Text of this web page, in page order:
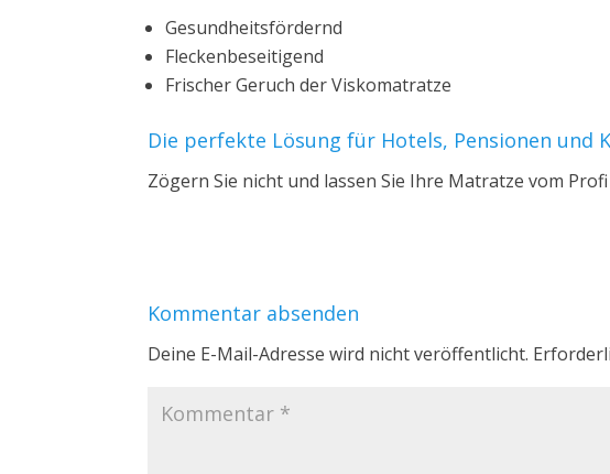
Gesundheitsfördernd
Fleckenbeseitigend
Frischer Geruch der Viskomatratze
Die perfekte Lösung für Hotels, Pensionen und
Zögern Sie nicht und lassen Sie Ihre Matratze vom
Kommentar absenden
Deine E-Mail-Adresse wird nicht veröffentlicht.